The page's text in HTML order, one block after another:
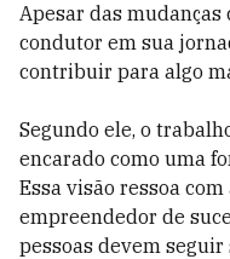
Apesar das
condutor em sua
contribuir para algo
Segundo ele, o
encarado como uma
Essa visão ressoa
empreendedor de
pessoas devem